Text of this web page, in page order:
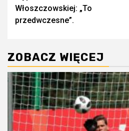
Włoszczowskiej: „To
przedwczesne”.
ZOBACZ WIĘCEJ